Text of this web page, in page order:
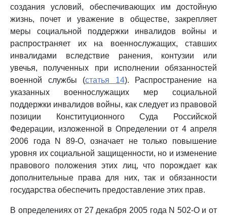
создания условий, обеспечивающих им достойную
жизнь, почет и уважение в обществе, закрепляет
меры социальной поддержки инвалидов войны и
распространяет их на военнослужащих, ставших
инвалидами вследствие ранения, контузии или
увечья, полученных при исполнении обязанностей
военной службы (статья 14). Распространение на
указанных военнослужащих мер социальной
поддержки инвалидов войны, как следует из правовой
позиции Конституционного Суда Российской
Федерации, изложенной в Определении от 4 апреля
2006 года N 89-О, означает не только повышение
уровня их социальной защищенности, но и изменение
правового положения этих лиц, что порождает как
дополнительные права для них, так и обязанности
государства обеспечить предоставление этих прав.
В определениях от 27 декабря 2005 года N 502-О и от